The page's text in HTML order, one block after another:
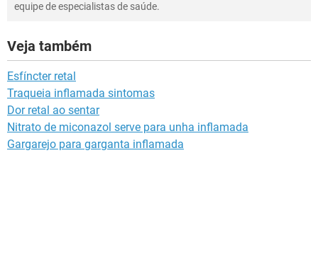
equipe de especialistas de saúde.
Veja também
Esfíncter retal
Traqueia inflamada sintomas
Dor retal ao sentar
Nitrato de miconazol serve para unha inflamada
Gargarejo para garganta inflamada